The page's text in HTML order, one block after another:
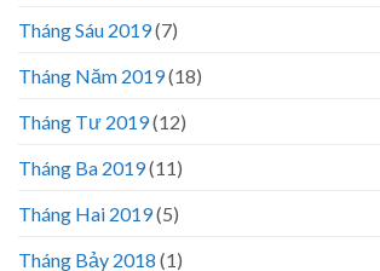
Tháng Sáu 2019(7)
Tháng Năm 2019(18)
Tháng Tư 2019(12)
Tháng Ba 2019(11)
Tháng Hai 2019(5)
Tháng Bảy 2018 (1)